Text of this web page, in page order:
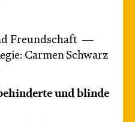
Freundschaft
Carmen Schwarz
und blinde